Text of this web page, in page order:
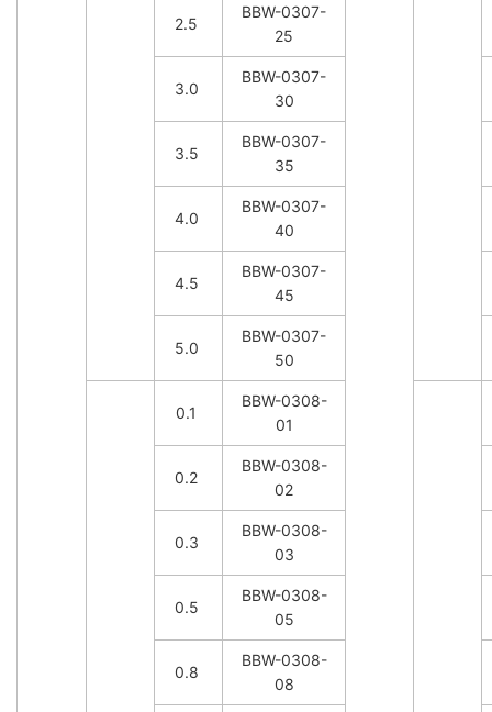
2.5
BBW-0307-
25
3.0
BBW-0307-
30
3.5
BBW-0307-
35
4.0
BBW-0307-
40
4.5
BBW-0307-
45
5.0
BBW-0307-
50
0.1
BBW-0308-
01
0.2
BBW-0308-
02
0.3
BBW-0308-
03
0.5
BBW-0308-
05
0.8
BBW-0308-
08